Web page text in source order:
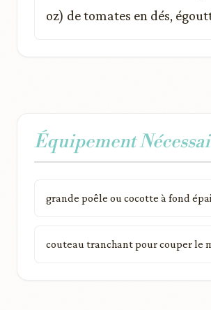
oz) de tomates en dés,
Équipement
grande poêle ou cocotte à fond
couteau tranchant pour couper le